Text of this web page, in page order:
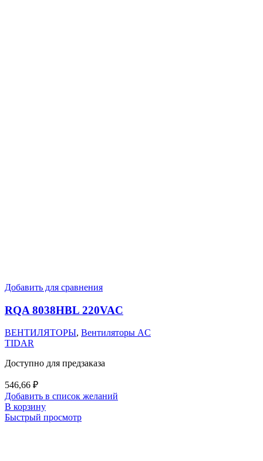
Добавить для сравнения
RQA 8038HBL 220VAC
ВЕНТИЛЯТОРЫ, Вентиляторы AC
TIDAR
Доступно для предзаказа
546,66 ₽
Добавить в список желаний
В корзину
Быстрый просмотр